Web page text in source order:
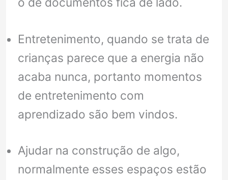
Entretenimento, quando se trata de
crianças parece que a energia não
acaba nunca, portanto momentos
de entretenimento com
aprendizado são bem vindos.
Ajudar na construção de algo,
normalmente esses espaços estão